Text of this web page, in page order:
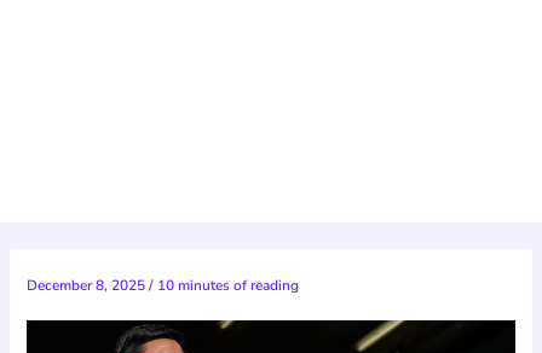
December 8, 2025/ 10 minutes of reading